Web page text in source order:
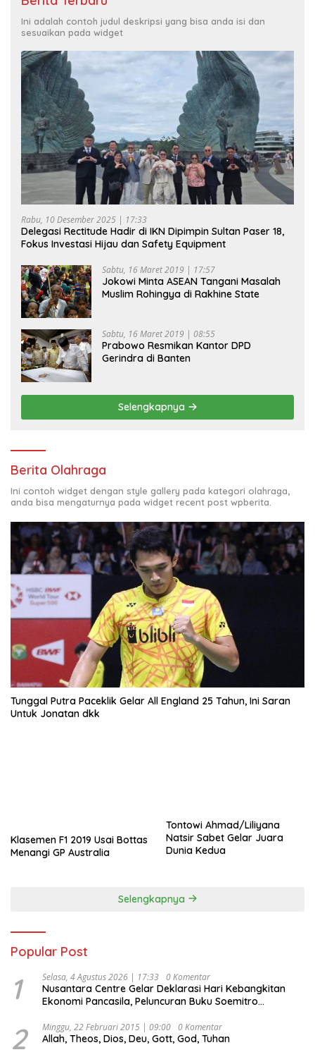
Ini adalah contoh judul deskripsi yang bisa anda isi dan
sesuaikan pada widget
Rabu, 10 Desember 2025 | 17:33
Delegasi Rectitude Hadir di IKN Dipimpin Sultan Paser 18,
Fokus Investasi Hijau dan Safety Equipment
Sabtu, 16 Maret 2019 | 17:57
Jokowi Minta ASEAN Tangani Masalah
Muslim Rohingya di Rakhine State
Sabtu, 16 Maret 2019 | 08:55
Prabowo Resmikan Kantor DPD
Gerindra di Banten
Selengkapnya
Berita Olahraga
Ini contoh widget dengan style gallery pada kategori olahraga,
anda bisa mengaturnya pada widget recent post wpberita.
Tunggal Putra Paceklik Gelar All England 25 Tahun, Ini Saran
Untuk Jonatan dkk
Klasemen F1 2019 Usai Bottas
Menangi GP Australia
Tontowi Ahmad/Liliyana
Natsir Sabet Gelar Juara
Dunia Kedua
Selengkapnya
Popular Post
1 Selasa, 4 Agustus 2026 | 17:33 0 Komentar
Nusantara Centre Gelar Deklarasi Hari Kebangkitan
Ekonomi Pancasila, Peluncuran Buku Soemitro
Ekonomi Politik Indonesia) & Simposium Nasional
“Urgensi Undang-Undang Perekonomian Nasional dan
2 Minggu, 22 Februari 2015 | 09:00 0 Komentar
Allah, Theos, Dios, Deu, Gott, God, Tuhan